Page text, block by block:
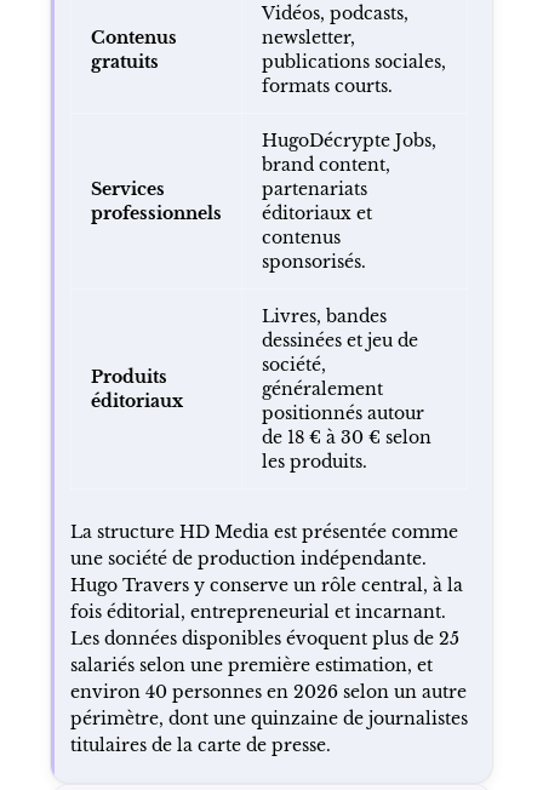
Contenus
gratuits
Vidéos, podcasts,
newsletter,
publications sociales,
formats courts.
Services
professionnels
HugoDécrypte Jobs,
brand content,
partenariats
éditoriaux et
contenus
sponsorisés.
Produits
éditoriaux
Livres, bandes
dessinées et jeu de
société,
généralement
positionnés autour
de 18 € à 30 € selon
les produits.
La structure HD Media est présentée comme
une société de production indépendante.
Hugo Travers y conserve un rôle central, à la
fois éditorial, entrepreneurial et incarnant.
Les données disponibles évoquent plus de 25
salariés selon une première estimation, et
environ 40 personnes en 2026 selon un autre
périmètre, dont une quinzaine de journalistes
titulaires de la carte de presse.